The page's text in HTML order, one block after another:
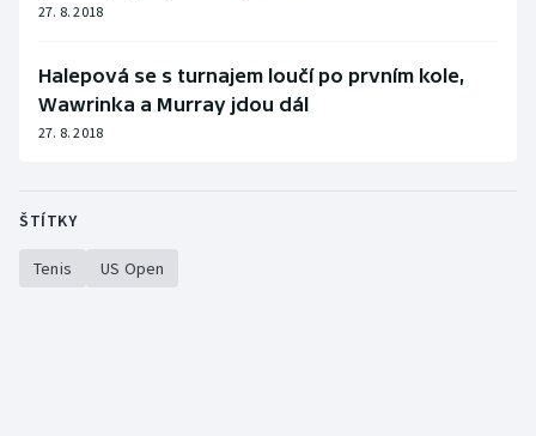
27. 8. 2018
Halepová se s turnajem loučí po prvním kole,
Wawrinka a Murray jdou dál
27. 8. 2018
ŠTÍTKY
Tenis US Open